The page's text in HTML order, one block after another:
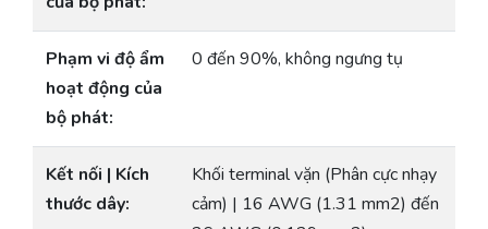
Phạm vi độ ẩm
hoạt động của
bộ phát:
0 đến 90%, không ngưng tụ
Kết nối | Kích
thước dây:
Khối terminal vặn (Phân cực nhạy
cảm) | 16 AWG (1.31 mm2) đến